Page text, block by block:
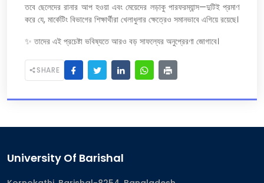
তবে ছেলেদের রানার আপ হওয়া এবং মেয়েদের লড়াকু পারফরম্যান্স—দুটিই প্রমাণ
করে যে, মার্কেটিং বিভাগের শিক্ষার্থীরা খেলাধুলার ক্ষেত্রেও সমানভাবে এগিয়ে রয়েছে।
✨ তাদের এই প্রচেষ্টা ভবিষ্যতে আরও বড় সাফল্যের অনুপ্রেরণা জোগাবে।
SHARE
University Of Barishal